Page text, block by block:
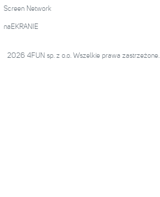
Screen Network
naEKRANIE
2026 4FUN sp. z o.o. Wszelkie prawa zastrzeżone.